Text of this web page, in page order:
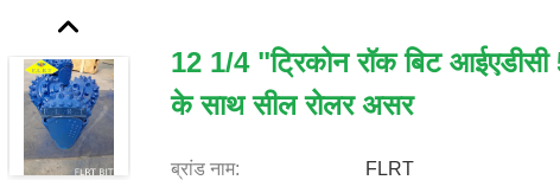
12 1/4 "ट्रिकोन रॉक बिट
के साथ सील रोलर असर
ब्रांड नाम: FLRT